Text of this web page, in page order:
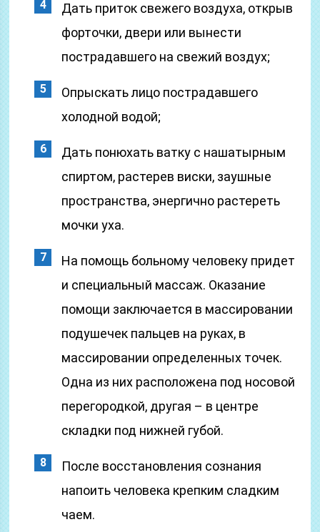
Дать приток свежего воздуха, открыв
форточки, двери или вынести
пострадавшего на свежий воздух;
Опрыскать лицо пострадавшего
холодной водой;
Дать понюхать ватку с нашатырным
спиртом, растерев виски, заушные
пространства, энергично растереть
мочки уха.
На помощь больному человеку придет
и специальный массаж. Оказание
помощи заключается в массировании
подушечек пальцев на руках, в
массировании определенных точек.
Одна из них расположена под носовой
перегородкой, другая – в центре
складки под нижней губой.
После восстановления сознания
напоить человека крепким сладким
чаем.